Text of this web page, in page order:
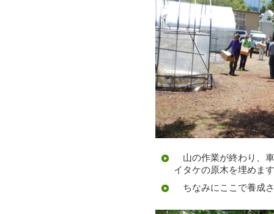
山の作業が終わり、
イタケの原木を埋めま
ちなみにここで養成